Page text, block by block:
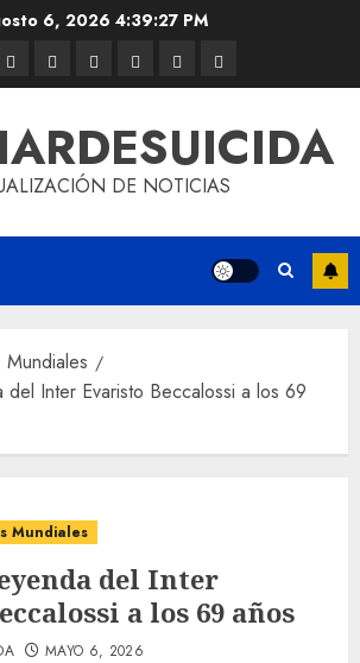
6, 2026 4:39:27 PM
DE NOTICIAS
del Inter Evaristo Beccalossi a los 69
Mundiales
del Inter
a los 69 años
MAYO 6, 2026